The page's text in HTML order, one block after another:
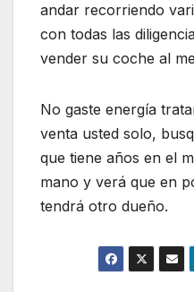
andar recorriendo
con todas las
vender su coche al
No gaste energía
venta usted solo,
que tiene años en el
mano y verá que en
tendrá otro dueño.